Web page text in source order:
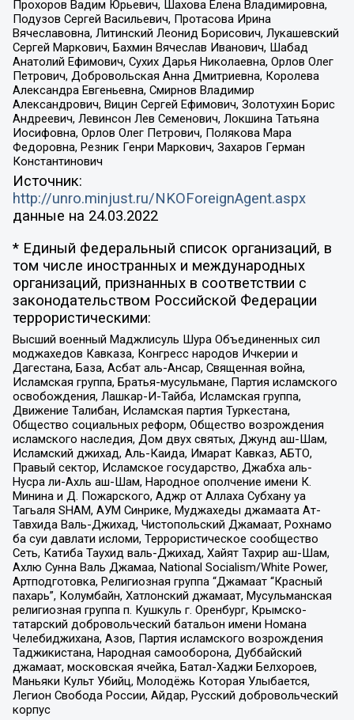
Прохоров Вадим Юрьевич, Шахова Елена Владимировна,
Подузов Сергей Васильевич, Протасова Ирина
Вячеславовна, Литинский Леонид Борисович, Лукашевский
Сергей Маркович, Бахмин Вячеслав Иванович, Шабад
Анатолий Ефимович, Сухих Дарья Николаевна, Орлов Олег
Петрович, Добровольская Анна Дмитриевна, Королева
Александра Евгеньевна, Смирнов Владимир
Александрович, Вицин Сергей Ефимович, Золотухин Борис
Андреевич, Левинсон Лев Семенович, Локшина Татьяна
Иосифовна, Орлов Олег Петрович, Полякова Мара
Федоровна, Резник Генри Маркович, Захаров Герман
Константинович
Источник:
http://unro.minjust.ru/NKOForeignAgent.aspx
данные на 24.03.2022
* Единый федеральный список организаций, в
том числе иностранных и международных
организаций, признанных в соответствии с
законодательством Российской Федерации
террористическими:
Высший военный Маджлисуль Шура Объединенных сил
моджахедов Кавказа, Конгресс народов Ичкерии и
Дагестана, База, Асбат аль-Ансар, Священная война,
Исламская группа, Братья-мусульмане, Партия исламского
освобождения, Лашкар-И-Тайба, Исламская группа,
Движение Талибан, Исламская партия Туркестана,
Общество социальных реформ, Общество возрождения
исламского наследия, Дом двух святых, Джунд аш-Шам,
Исламский джихад, Аль-Каида, Имарат Кавказ, АБТО,
Правый сектор, Исламское государство, Джабха аль-
Нусра ли-Ахль аш-Шам, Народное ополчение имени К.
Минина и Д. Пожарского, Аджр от Аллаха Субхану уа
Тагьаля SHAM, АУМ Синрике, Муджахеды джамаата Ат-
Тавхида Валь-Джихад, Чистопольский Джамаат, Рохнамо
ба суи давлати исломи, Террористическое сообщество
Сеть, Катиба Таухид валь-Джихад, Хайят Тахрир аш-Шам,
Ахлю Сунна Валь Джамаа, National Socialism/White Power,
Артподготовка, Религиозная группа “Джамаат “Красный
пахарь”, Колумбайн, Хатлонский джамаат, Мусульманская
религиозная группа п. Кушкуль г. Оренбург, Крымско-
татарский добровольческий батальон имени Номана
Челебиджихана, Азов, Партия исламского возрождения
Таджикистана, Народная самооборона, Дуббайский
джамаат, московская ячейка, Батал-Хаджи Белхороев,
Маньяки Культ Убийц, Молодёжь Которая Улыбается,
Легион Свобода России, Айдар, Русский добровольческий
корпус